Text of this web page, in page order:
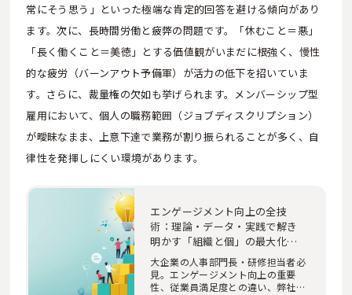
常にそう思う」といった極端な肯定的回答を避ける傾向があり
ます。次に、長時間労働と疲弊の問題です。「休むこと＝悪」
「長く働くこと＝美徳」とする価値観がいまだに根強く、慢性
的な疲労（バーンアウト予備軍）が活力の低下を招いていま
す。さらに、裁量権の欠如も挙げられます。メンバーシップ型
雇用において、個人の職務範囲（ジョブディスクリプション）
が曖昧なまま、上意下達で業務が割り振られることが多く、自
律性を発揮しにくい環境があります。
エンゲージメント向上の全技
術：理論・データ・実践で解き
明かす「組織と個」の最大化戦
略
大企業の人事部門長・研修担当者必
見。エンゲージメント向上の重要
性、従業員満足度との違い、弊社独